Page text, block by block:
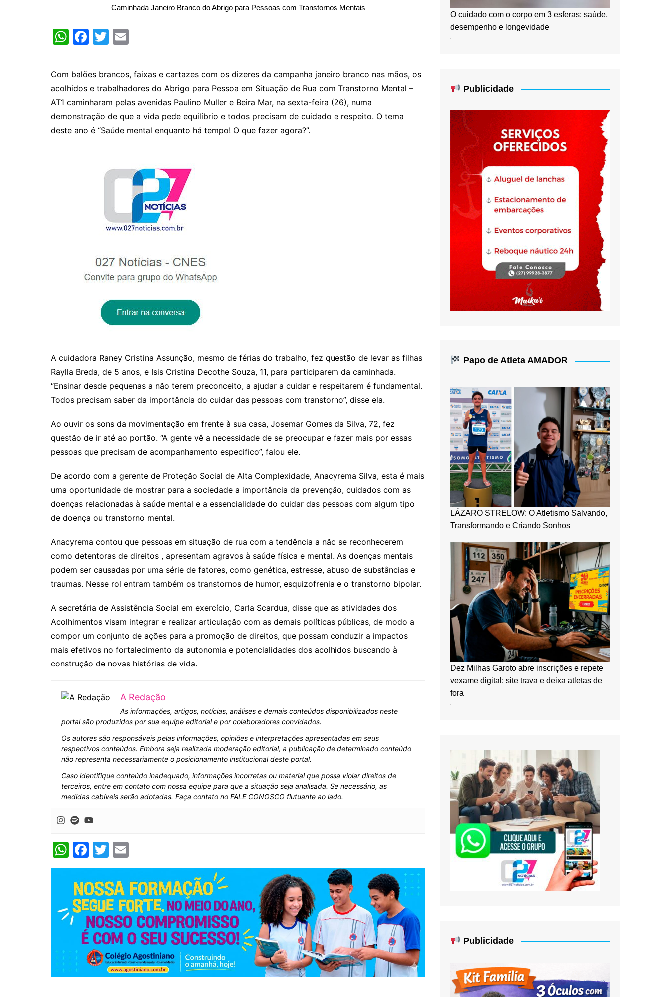
Caminhada Janeiro Branco do Abrigo para Pessoas com Transtornos Mentais
W
at
s
A
p
p
F
c
e
b
o
o
T
itt
er
ai
l
Com balões brancos, faixas e cartazes com os dizeres da campanha janeiro branco nas mãos, os
acolhidos e trabalhadores do Abrigo para Pessoa em Situação de Rua com Transtorno Mental –
AT1 caminharam pelas avenidas Paulino Muller e Beira Mar, na sexta-feira (26), numa
demonstração de que a vida pede equilíbrio e todos precisam de cuidado e respeito. O tema
deste ano é “Saúde mental enquanto há tempo! O que fazer agora?”.
A cuidadora Raney Cristina Assunção, mesmo de férias do trabalho, fez questão de levar as filhas
Raylla Breda, de 5 anos, e Isis Cristina Decothe Souza, 11, para participarem da caminhada.
“Ensinar desde pequenas a não terem preconceito, a ajudar a cuidar e respeitarem é fundamental.
Todos precisam saber da importância do cuidar das pessoas com transtorno”, disse ela.
Ao ouvir os sons da movimentação em frente à sua casa, Josemar Gomes da Silva, 72, fez
questão de ir até ao portão. “A gente vê a necessidade de se preocupar e fazer mais por essas
pessoas que precisam de acompanhamento especifico”, falou ele.
De acordo com a gerente de Proteção Social de Alta Complexidade, Anacyrema Silva, esta é mais
uma oportunidade de mostrar para a sociedade a importância da prevenção, cuidados com as
doenças relacionadas à saúde mental e a essencialidade do cuidar das pessoas com algum tipo
de doença ou transtorno mental.
Anacyrema contou que pessoas em situação de rua com a tendência a não se reconhecerem
como detentoras de direitos , apresentam agravos à saúde física e mental. As doenças mentais
podem ser causadas por uma série de fatores, como genética, estresse, abuso de substâncias e
traumas. Nesse rol entram também os transtornos de humor, esquizofrenia e o transtorno bipolar.
A secretária de Assistência Social em exercício, Carla Scardua, disse que as atividades dos
Acolhimentos visam integrar e realizar articulação com as demais políticas públicas, de modo a
compor um conjunto de ações para a promoção de direitos, que possam conduzir a impactos
mais efetivos no fortalecimento da autonomia e potencialidades dos acolhidos buscando à
construção de novas histórias de vida.
A Redação
As informações, artigos, notícias, análises e demais conteúdos disponibilizados neste
portal são produzidos por sua equipe editorial e por colaboradores convidados.
Os autores são responsáveis pelas informações, opiniões e interpretações apresentadas em seus
respectivos conteúdos. Embora seja realizada moderação editorial, a publicação de determinado conteúdo
não representa necessariamente o posicionamento institucional deste portal.
Caso identifique conteúdo inadequado, informações incorretas ou material que possa violar direitos de
terceiros, entre em contato com nossa equipe para que a situação seja analisada. Se necessário, as
medidas cabíveis serão adotadas. Faça contato no FALE CONOSCO flutuante ao lado.
W
h
at
s
A
p
p
F
a
c
e
b
o
o
k
T
w
itt
er
m
ai
l
O cuidado com o corpo em 3 esferas: saúde,
desempenho e longevidade
Publicidade
Papo de Atleta AMADOR
LÁZARO STRELOW: O Atletismo Salvando,
Transformando e Criando Sonhos
Dez Milhas Garoto abre inscrições e repete
vexame digital: site trava e deixa atletas de
fora
Publicidade